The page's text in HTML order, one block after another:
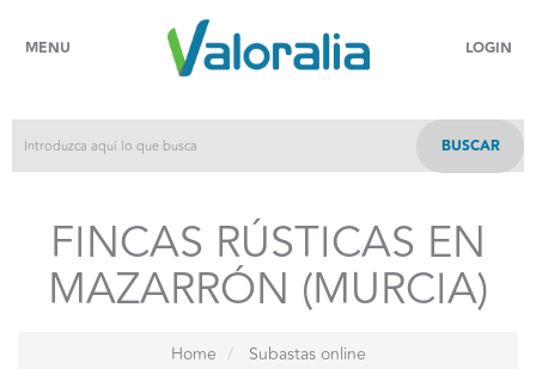
MENU LOGIN
BUSCAR
FINCAS RÚSTICAS EN
MAZARRÓN (MURCIA)
Home
Subastas online